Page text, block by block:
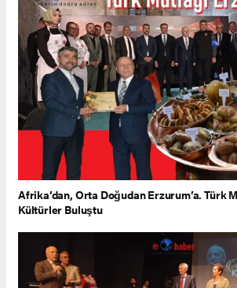
Afrika’dan, Orta Doğudan Erzurum’a. Türk
Kültürler Buluştu